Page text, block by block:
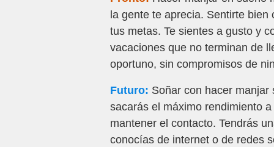
la gente te aprecia. Sentirte
tus metas. Te sientes a gusto y
vacaciones que no terminan de
oportuno, sin compromisos de
Futuro: Soñar con hacer
sacarás el máximo rendimiento
mantener el contacto. Tendrás
conocías de internet o de redes